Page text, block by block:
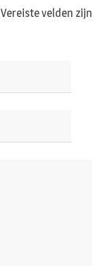
Vereiste velden zijn